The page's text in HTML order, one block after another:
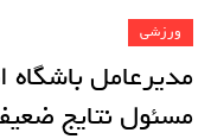
ورزشی
مدیرعامل
مسئول نتایج